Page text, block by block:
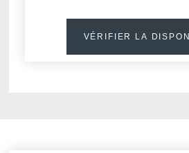
VÉRIFIER LA